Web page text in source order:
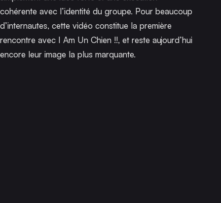
cohérente avec l’identité du groupe. Pour beaucoup
d’internautes, cette vidéo constitue la première
rencontre avec I Am Un Chien !!, et reste aujourd’hui
encore leur image la plus marquante.